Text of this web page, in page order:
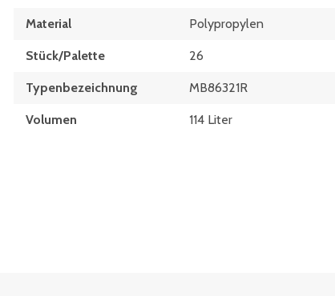
Material Polypropylen
Stück/Palette 26
Typen­be­zeich­nung MB86321R
Volumen 114 Liter